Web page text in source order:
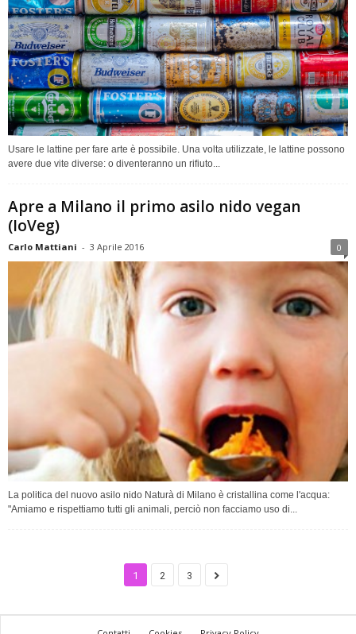
Usare le lattine per fare arte è possibile. Una volta utilizzate, le lattine possono
avere due vite diverse: o diventeranno un rifiuto...
Apre a Milano il primo asilo nido vegan
(IoVeg)
Carlo Mattiani - 3 Aprile 2016 0
La politica del nuovo asilo nido Naturà di Milano è cristallina come l'acqua:
"Amiamo e rispettiamo tutti gli animali, perciò non facciamo uso di...
1 2 3